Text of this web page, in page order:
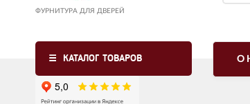
ФУРНИТУРА ДЛЯ ДВЕРЕЙ
КАТАЛОГ ТОВАРОВ О